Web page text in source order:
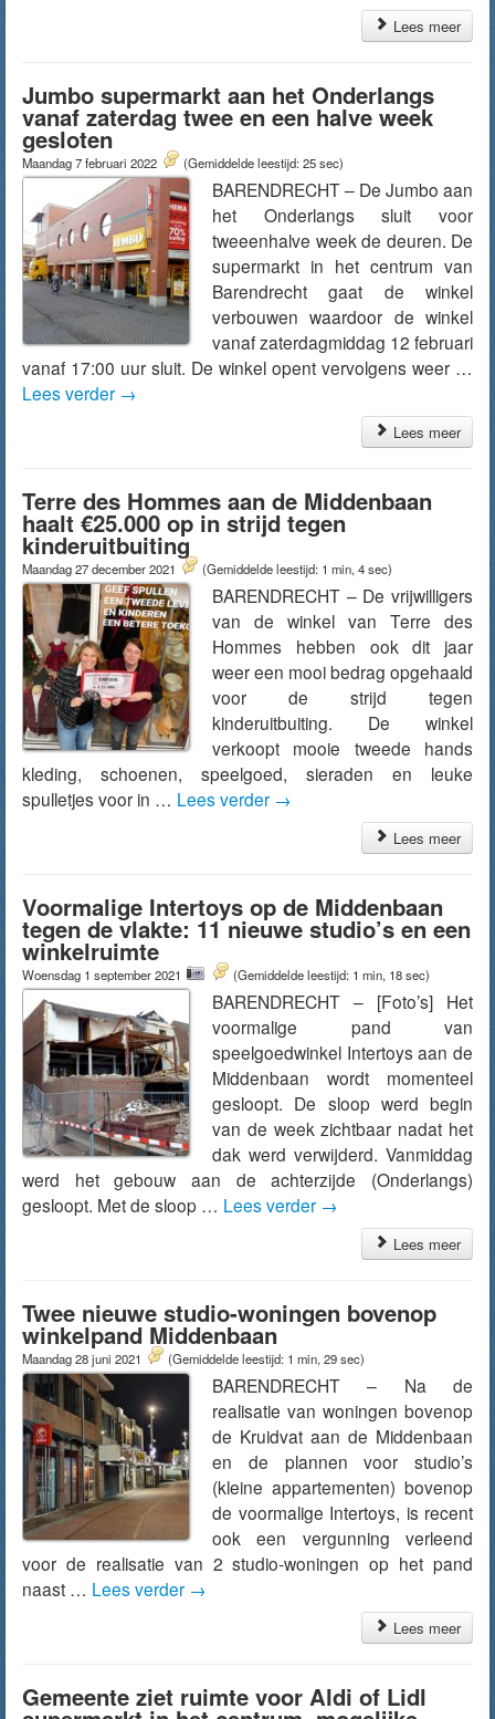
Lees meer
Jumbo supermarkt aan het Onderlangs
vanaf zaterdag twee en een halve week
gesloten
Maandag 7 februari 2022 (Gemiddelde leestijd: 25 sec)
BARENDRECHT – De Jumbo aan
het Onderlangs sluit voor
tweeenhalve week de deuren. De
supermarkt in het centrum van
Barendrecht gaat de winkel
verbouwen waardoor de winkel
vanaf zaterdagmiddag 12 februari
vanaf 17:00 uur sluit. De winkel opent vervolgens weer …
Lees verder →
Lees meer
Terre des Hommes aan de Middenbaan
haalt €25.000 op in strijd tegen
kinderuitbuiting
Maandag 27 december 2021 (Gemiddelde leestijd: 1 min, 4 sec)
BARENDRECHT – De vrijwilligers
van de winkel van Terre des
Hommes hebben ook dit jaar
weer een mooi bedrag opgehaald
voor de strijd tegen
kinderuitbuiting. De winkel
verkoopt mooie tweede hands
kleding, schoenen, speelgoed, sieraden en leuke
spulletjes voor in … Lees verder →
Lees meer
Voormalige Intertoys op de Middenbaan
tegen de vlakte: 11 nieuwe studio’s en een
winkelruimte
Woensdag 1 september 2021 (Gemiddelde leestijd: 1 min, 18 sec)
BARENDRECHT – [Foto’s] Het
voormalige pand van
speelgoedwinkel Intertoys aan de
Middenbaan wordt momenteel
gesloopt. De sloop werd begin
van de week zichtbaar nadat het
dak werd verwijderd. Vanmiddag
werd het gebouw aan de achterzijde (Onderlangs)
gesloopt. Met de sloop … Lees verder →
Lees meer
Twee nieuwe studio-woningen bovenop
winkelpand Middenbaan
Maandag 28 juni 2021 (Gemiddelde leestijd: 1 min, 29 sec)
BARENDRECHT – Na de
realisatie van woningen bovenop
de Kruidvat aan de Middenbaan
en de plannen voor studio’s
(kleine appartementen) bovenop
de voormalige Intertoys, is recent
ook een vergunning verleend
voor de realisatie van 2 studio-woningen op het pand
naast … Lees verder →
Lees meer
Gemeente ziet ruimte voor Aldi of Lidl